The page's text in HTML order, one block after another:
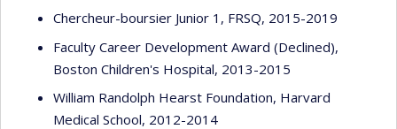
Chercheur-boursier Junior 1, FRSQ, 2015-2019
Faculty Career Development Award (Declined),
Boston Children's Hospital, 2013-2015
William Randolph Hearst Foundation, Harvard
Medical School, 2012-2014